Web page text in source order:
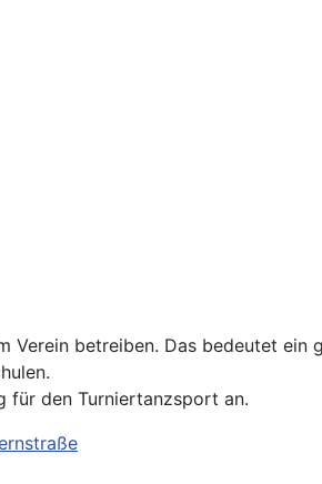
Verein betreiben. Das bedeutet ein
für den Turniertanzsport an.